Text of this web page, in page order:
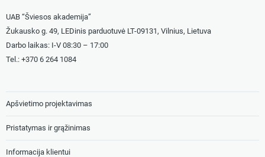
UAB “Šviesos akademija”
Žukausko g. 49, LEDinis parduotuvė LT-09131, Vilnius, Lietuva
Darbo laikas: I-V 08:30 – 17:00
Tel.: +370 6 264 1084
Apšvietimo projektavimas
Pristatymas ir grąžinimas
Informacija klientui